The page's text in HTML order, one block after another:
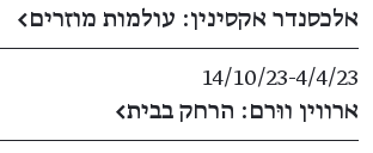
אלכסנדר אקסינין: עולמות מוזרים←
4/4/23
​-​
14/10/23
ארווין ווּרם: הרחק בבית←